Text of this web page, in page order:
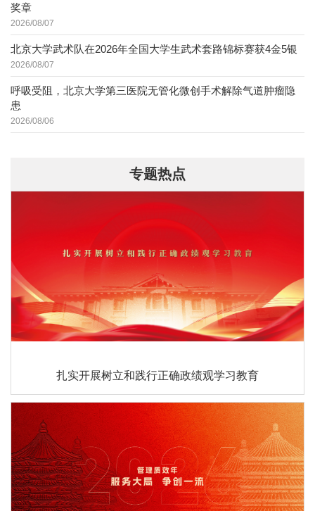
奖章
2026/08/07
北京大学武术队在2026年全国大学生武术套路锦标赛获4金5银
2026/08/07
呼吸受阻，北京大学第三医院无管化微创手术解除气道肿瘤隐
患
2026/08/06
专题热点
扎实开展树立和践行正确政绩观学习教育